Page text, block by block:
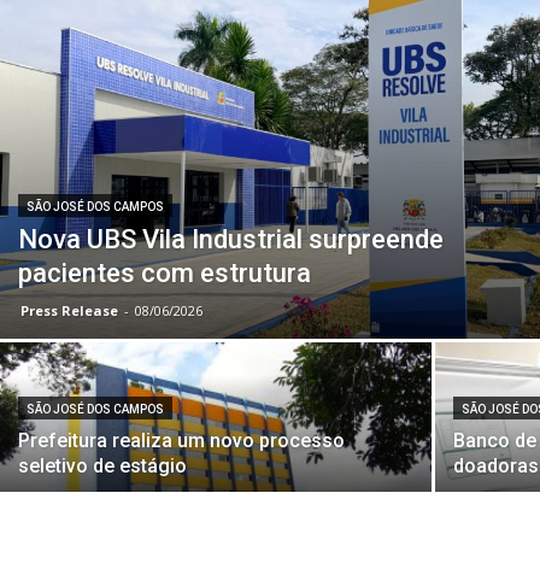
SÃO JOSÉ DOS CAMPOS
Nova UBS Vila Industrial surpreende
pacientes com estrutura
Press Release - 08/06/2026
SÃO JOSÉ DOS CAMPOS
Prefeitura realiza um novo processo
seletivo de estágio
SÃO JOSÉ
Banco
doadoras